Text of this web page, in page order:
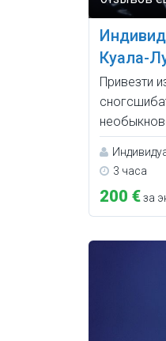
Куала-
Привезти
3 часа
200 €за